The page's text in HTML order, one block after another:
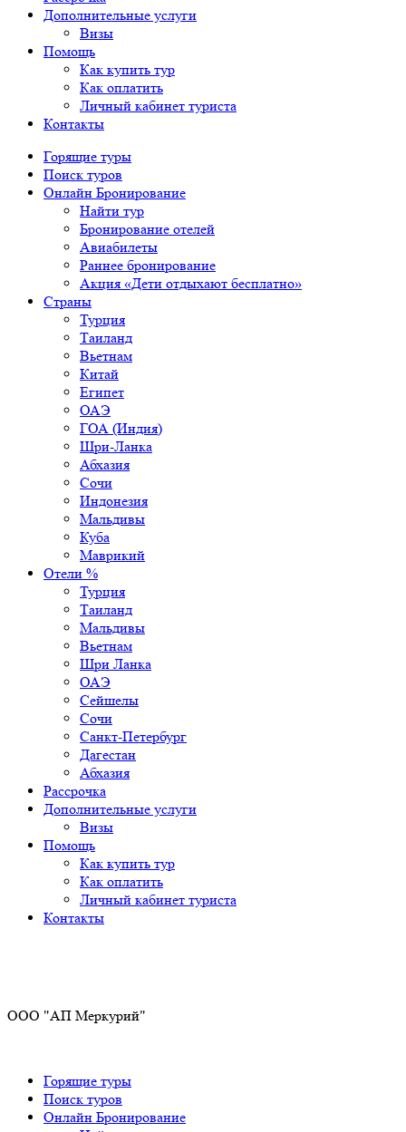
Дополнительные услуги
Визы
Помощь
Как купить тур
Как оплатить
Личный кабинет туриста
Контакты
Горящие туры
Поиск туров
Онлайн Бронирование
Найти тур
Бронирование отелей
Авиабилеты
Раннее бронирование
Акция «Дети отдыхают бесплатно»
Страны
Турция
Таиланд
Вьетнам
Китай
Египет
ОАЭ
ГОА (Индия)
Шри-Ланка
Абхазия
Сочи
Индонезия
Мальдивы
Куба
Маврикий
Отели %
Турция
Таиланд
Мальдивы
Вьетнам
Шри Ланка
ОАЭ
Сейшелы
Сочи
Санкт-Петербург
Дагестан
Абхазия
Рассрочка
Дополнительные услуги
Визы
Помощь
Как купить тур
Как оплатить
Личный кабинет туриста
Контакты
ООО "АП Меркурий"
Горящие туры
Поиск туров
Онлайн Бронирование